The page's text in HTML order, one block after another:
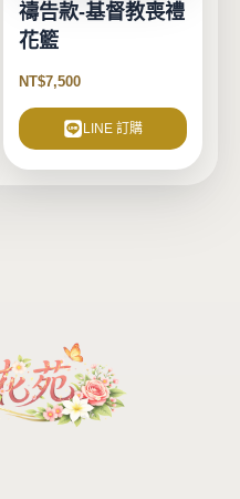
禱告款-基督教喪禮
花籃
NT$7,500
LINE 訂購